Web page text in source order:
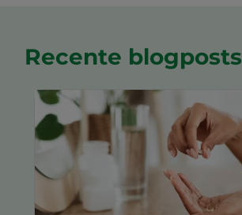
Recente blogposts